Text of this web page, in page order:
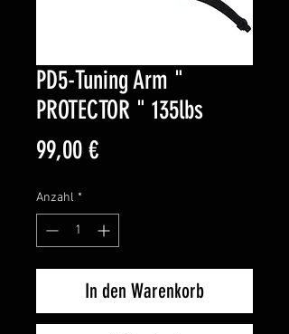
PD5-Tuning Arm "
PROTECTOR " 135lbs
99,00 €Preis
Anzahl *
In den Warenkorb